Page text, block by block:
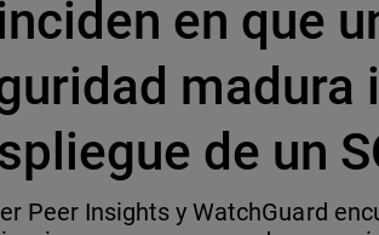
en que
madura
de un
Peer Insights y WatchGuard